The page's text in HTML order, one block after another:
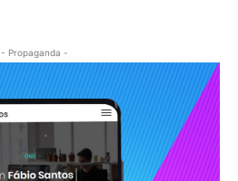
- Propaganda -